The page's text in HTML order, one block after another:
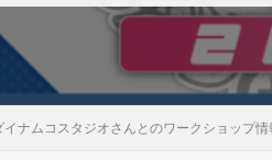
イナムコスタジオさんとのワークショップ